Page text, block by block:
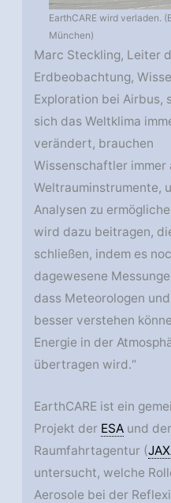
EarthCARE wird verladen.
München)
Marc Steckling, Leiter
Erdbeobachtung,
Exploration bei Airbus,
sich das Weltklima
verändert, brauchen
Wissenschaftler immer
Weltrauminstrumente,
Analysen zu
wird dazu beitragen,
schließen, indem es
dagewesene
dass Meteorologen
besser verstehen
Energie in der
übertragen wird.“
EarthCARE ist ein
Projekt der ESA und
Raumfahrtagentur (
untersucht, welche
Aerosole bei der